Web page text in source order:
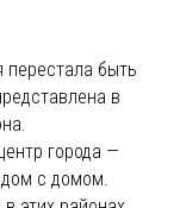
перестала быть
в
города —
с домом.